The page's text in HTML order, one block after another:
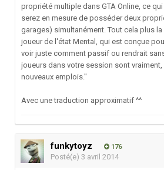
propriété multiple dans GTA Online, ce
serez en mesure de posséder deux
garages) simultanément. Tout cela plus
joueur de l'état Mental, qui est conçue
voir juste comment passif ou rendrait
joueurs dans votre session sont
nouveaux emplois."
Avec une traduction approximatif ^^
funkytoyz 176
Posté(e) 3 avril 2014